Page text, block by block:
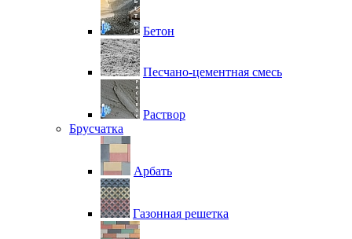
Бетон
Песчано-цементная смесь
Раствор
Брусчатка
Арбать
Газонная решетка